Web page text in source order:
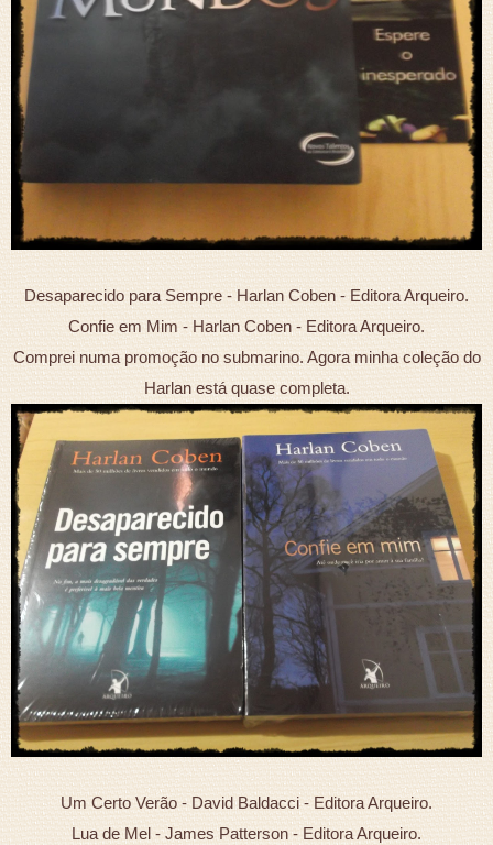
Desaparecido para Sempre - Harlan Coben - Editora Arqueiro.
Confie em Mim - Harlan Coben - Editora Arqueiro.
Comprei numa promoção no submarino. Agora minha coleção do
Harlan está quase completa.
Um Certo Verão - David Baldacci - Editora Arqueiro.
Lua de Mel - James Patterson - Editora Arqueiro.